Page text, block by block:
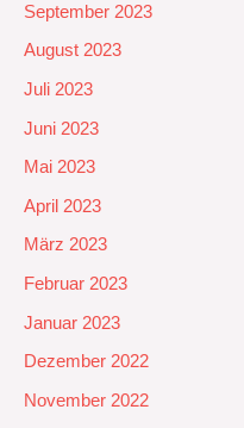
September 2023
August 2023
Juli 2023
Juni 2023
Mai 2023
April 2023
März 2023
Februar 2023
Januar 2023
Dezember 2022
November 2022